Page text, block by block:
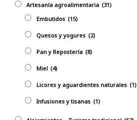
Artesanía agroalimentaria (31)
Embutidos (15)
Quesos y yogures (2)
Pan y Repostería (8)
Miel (4)
Licores y aguardientes naturales (1)
Infusiones y tisanas (1)